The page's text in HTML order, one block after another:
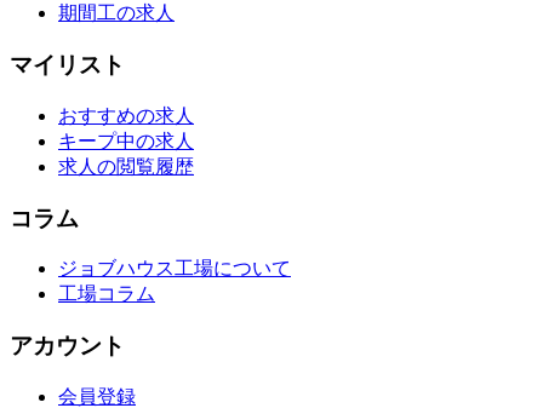
期間工の求人
マイリスト
おすすめの求人
キープ中の求人
求人の閲覧履歴
コラム
ジョブハウス工場について
工場コラム
アカウント
会員登録